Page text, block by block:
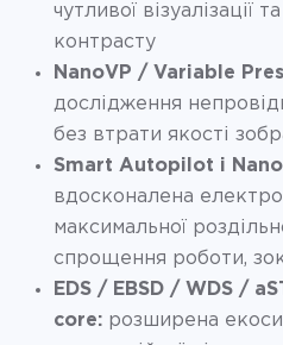
чутливої візуалізації
контрасту
NanoVP / Variable
дослідження
без втрати якості
Smart Autopilot і
вдосконалена
максимальної
спрощення роботи,
EDS / EBSD / WDS /
core: розширена